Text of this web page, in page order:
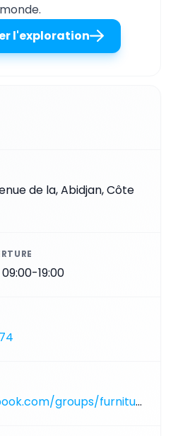
monde.
l'exploration
de la, Abidjan, Côte
19:00
https://facebook.com/groups/furniture.sofa